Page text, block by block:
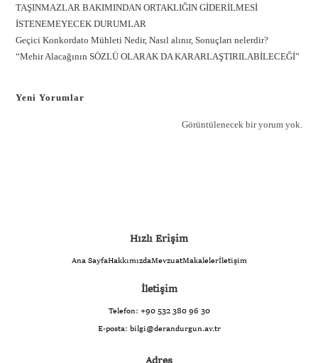
TAŞINMAZLAR BAKIMINDAN ORTAKLIĞIN GİDERİLMESİ
İSTENEMEYECEK DURUMLAR
Geçici Konkordato Mühleti Nedir, Nasıl alınır, Sonuçları nelerdir?
“Mehir Alacağının SÖZLÜ OLARAK DA KARARLAŞTIRILABİLECEĞİ”
Yeni Yorumlar
Görüntülenecek bir yorum yok.
Hızlı Erişim
Ana SayfaHakkımızdaMevzuatMakalelerİletişim
İletişim
Telefon: +90 532 380 96 30
E-posta: bilgi@derandurgun.av.tr